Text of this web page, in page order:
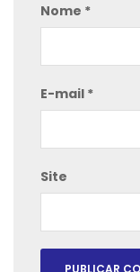
Nome *
E-mail *
Site